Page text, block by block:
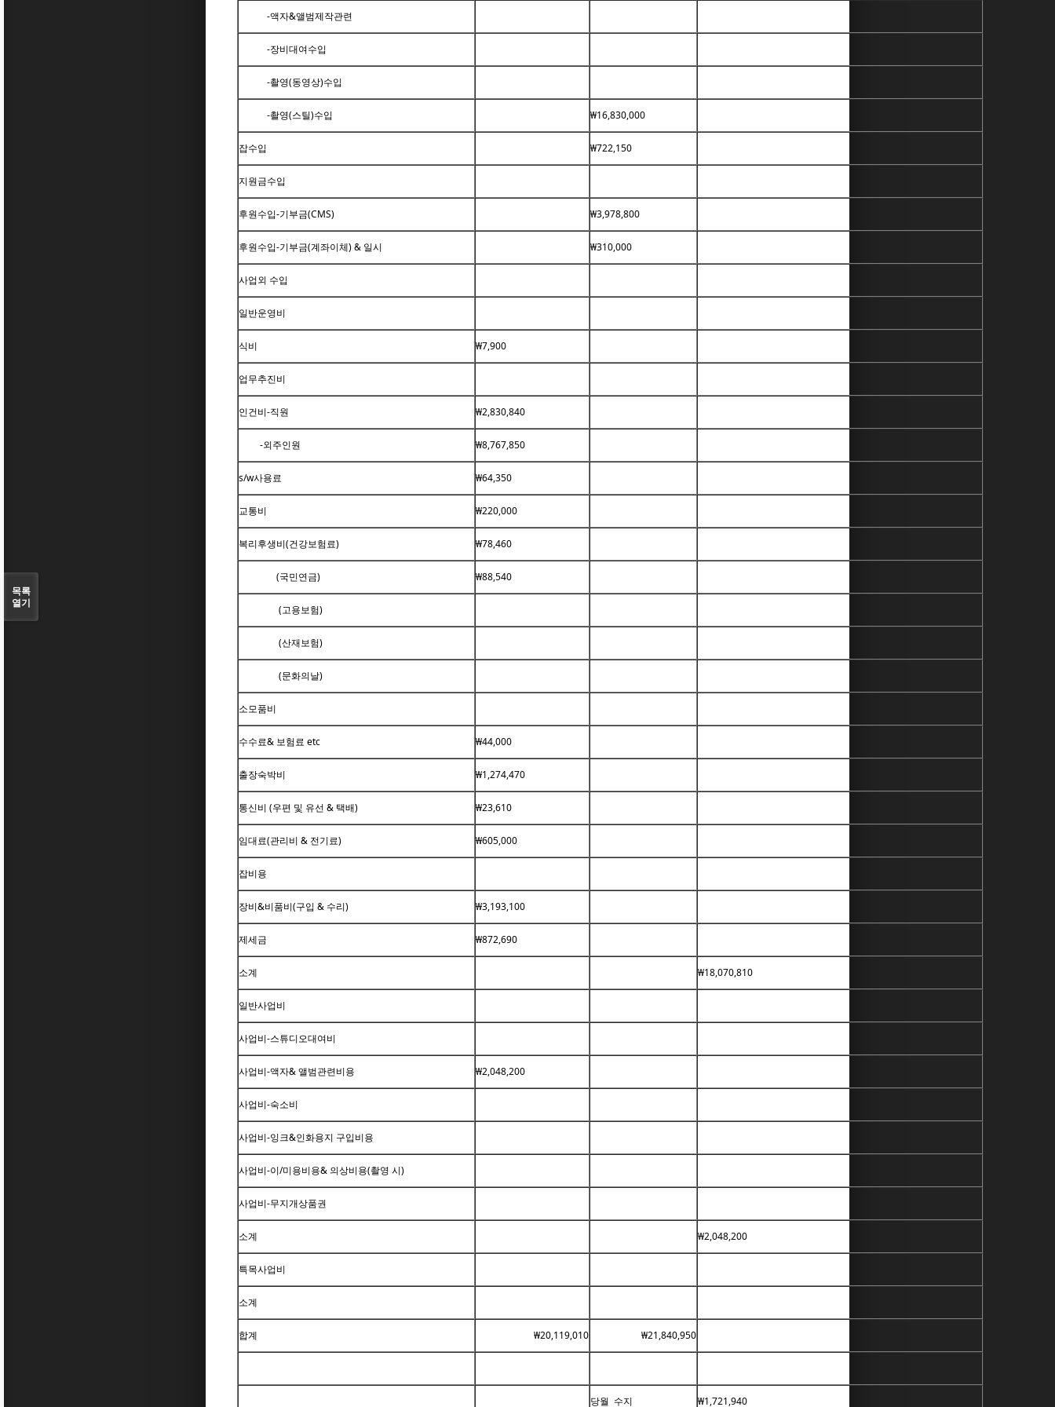
-액자&앨범제작관련
-장비대여수입
-촬영(동영상)수입
-촬영(스틸)수입 ₩16,830,000
잡수입 ₩722,150
지원금수입
후원수입-기부금(CMS) ₩3,978,800
후원수입-기부금(계좌이체) & 일시 ₩310,000
사업외 수입
일반운영비
식비 ₩7,900
업무추진비
인건비-직원 ₩2,830,840
-외주인원 ₩8,767,850
s/w사용료 ₩64,350
교통비 ₩220,000
복리후생비(건강보험료) ₩78,460
(국민연금) ₩88,540
(고용보험)
(산재보험)
(문화의날)
소모품비
수수료& 보험료 etc ₩44,000
출장숙박비 ₩1,274,470
통신비 (우편 및 유선 & 택배) ₩23,610
임대료(관리비 & 전기료) ₩605,000
잡비용
장비&비품비(구입 & 수리) ₩3,193,100
제세금 ₩872,690
소계 ₩18,070,810
일반사업비
사업비-스튜디오대여비
사업비-액자& 앨범관련비용 ₩2,048,200
사업비-숙소비
사업비-잉크&인화용지 구입비용
사업비-이/미용비용& 의상비용(촬영 시)
사업비-무지개상품권
소계 ₩2,048,200
특목사업비
소계
합계 ₩20,119,010 ₩21,840,950
당월 수지 ₩1,721,940
목록
열기